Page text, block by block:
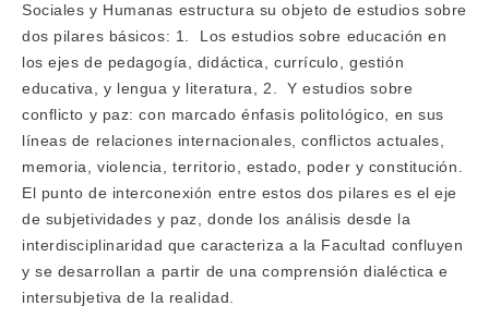
Sociales y Humanas estructura su objeto de estudios sobre
dos pilares básicos: 1. Los estudios sobre educación en
los ejes de pedagogía, didáctica, currículo, gestión
educativa, y lengua y literatura, 2. Y estudios sobre
conflicto y paz: con marcado énfasis politológico, en sus
líneas de relaciones internacionales, conflictos actuales,
memoria, violencia, territorio, estado, poder y constitución.
El punto de interconexión entre estos dos pilares es el eje
de subjetividades y paz, donde los análisis desde la
interdisciplinaridad que caracteriza a la Facultad confluyen
y se desarrollan a partir de una comprensión dialéctica e
intersubjetiva de la realidad.